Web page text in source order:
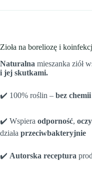
Zioła na boreliozę i
Naturalna mieszanka ziół
i jej skutkami.
✔️ 100% roślin – bez chemii
✔️ Wspiera odporność,
działa przeciwbakteryjnie
✔️ Autorska receptura